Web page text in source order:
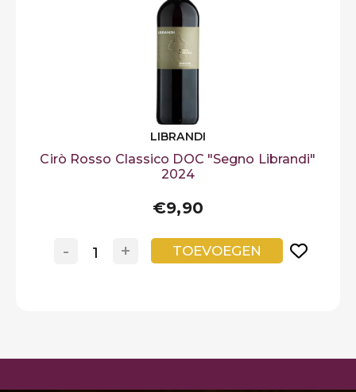
LIBRANDI
Cirò Rosso Classico DOC "Segno Librandi"
2024
€9,90
+
- TOEVOEGEN